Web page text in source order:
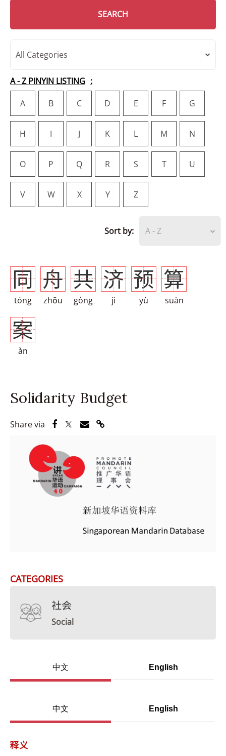
SEARCH
All Categories
A - Z PINYIN LISTING
A
B C D E F G
H I J K L M N
O P Q R S T U
V W X Y Z
Sort by: A - Z
同
tóng
舟
zhōu
共
gòng
济
jì
预
yù
算
suàn
案
àn
Solidarity Budget
Share via Share via Facebook
Share via Twitter
Share via Email
Share via Link
CATEGORIES
社会
Social
中文 English
中文 English
释义